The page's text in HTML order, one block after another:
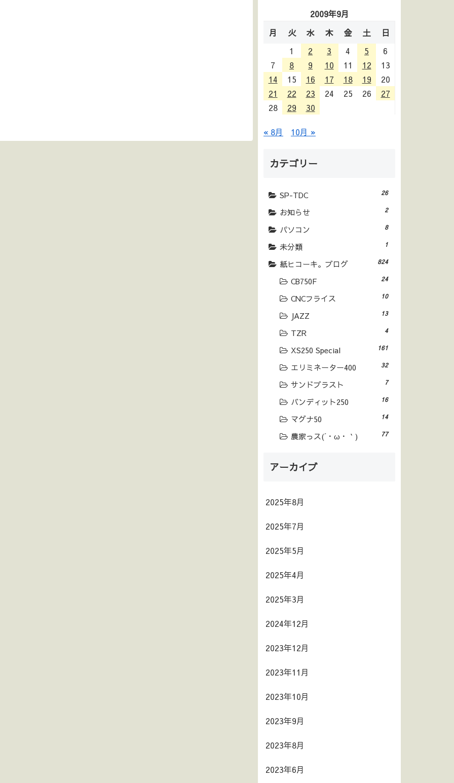
2009年9月
月
火 水 木 金 土
日
1
2 3 4 5
6
7
8 9 10 11 12
13
14
15 16 17 18 19
20
21
22 23 24 25 26
27
28
29 30
« 8月 10月 »
カテゴリー
SP-TDC 26
お知らせ 2
パソコン 8
未分類 1
紙ヒコーキ。ブログ 824
CB750F 24
CNCフライス 10
JAZZ 13
TZR 4
XS250 Special 161
エリミネーター400 32
サンドブラスト 7
バンディット250 16
マグナ50 14
農家っス(´・ω・｀) 77
アーカイブ
2025年8月
2025年7月
2025年5月
2025年4月
2025年3月
2024年12月
2023年12月
2023年11月
2023年10月
2023年9月
2023年8月
2023年6月